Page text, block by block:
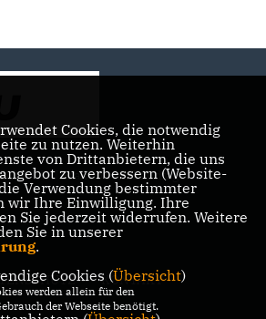
der CDU Fraktion im Landtag
KONTAKT
Cookies, die notwendig
zu nutzen. Weiterhin
von Drittanbietern, die uns
zu verbessern (Website-
Verwendung bestimmter
wir Ihre Einwilligung. Ihre
Sie jederzeit widerrufen. Weitere
Sie in unserer
.
Cookies (Übersicht)
werden allein für den
der Webseite benötigt.